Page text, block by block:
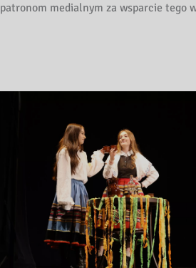
medialnym za wsparcie tego